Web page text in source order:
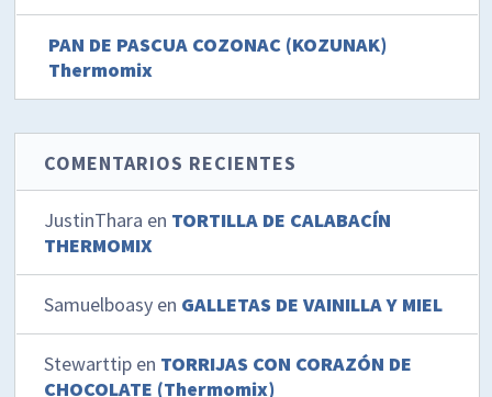
PAN DE PASCUA COZONAC (KOZUNAK)
Thermomix
COMENTARIOS RECIENTES
JustinThara en TORTILLA DE CALABACÍN
THERMOMIX
Samuelboasy en GALLETAS DE VAINILLA Y MIEL
Stewarttip en TORRIJAS CON CORAZÓN DE
CHOCOLATE (Thermomix)